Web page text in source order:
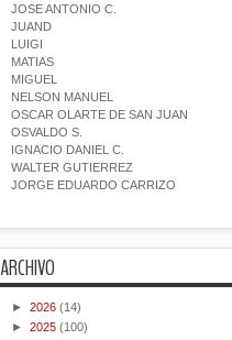
JOSE ANTONIO C.
JUAND
LUIGI
MATIAS
MIGUEL
NELSON MANUEL
OSCAR OLARTE DE SAN JUAN
OSVALDO S.
IGNACIO DANIEL C.
WALTER GUTIERREZ
JORGE EDUARDO CARRIZO
ARCHIVO
► 2026 (14)
► 2025 (100)